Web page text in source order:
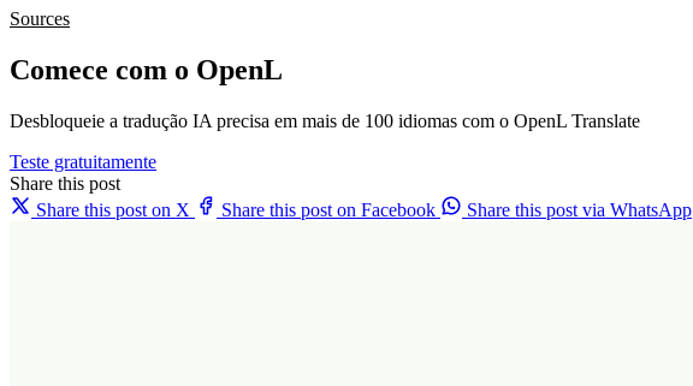
Sources
Comece com o OpenL
Desbloqueie a tradução IA precisa em mais de 100 idiomas com o OpenL Translate
Teste gratuitamente
Share this post
Share this post on X
Share this post on Facebook Share this post via WhatsApp